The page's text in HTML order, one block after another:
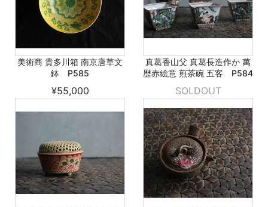
美術商 貴多川箱 南京唐草文
鉢 P585
¥55,000
真葛香山父 真葛長造作か 萬
歴赤絵意 煎茶碗 五客 P584
SOLDOUT